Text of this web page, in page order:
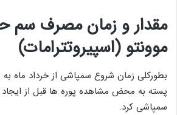
مقدار و زمان مصرف
موونتو (اسپیروتترامات)
بطورکلی زمان شروع سمپاشی از خرداد ماه
پسته به محض مشاهده پوره ها قبل از ایجاد
سمپاشی کرد.